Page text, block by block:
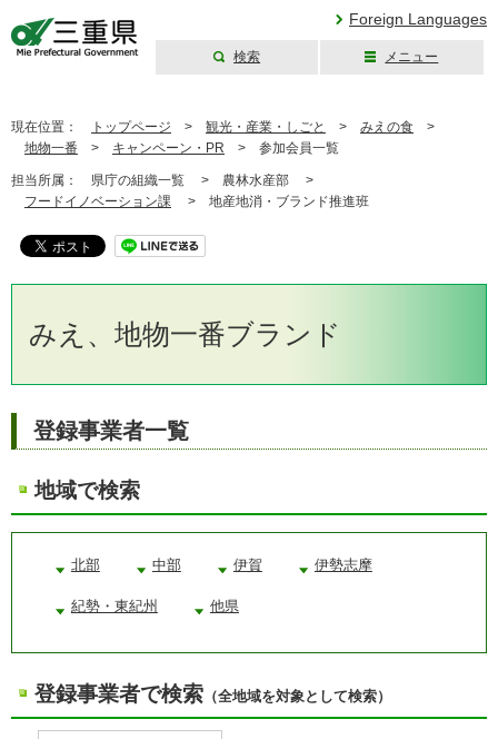
Foreign Languages
検索 メニュー
現在位置： トップページ > 観光・産業・しごと > みえの食 >
地物一番 > キャンペーン・PR > 参加会員一覧
担当所属： 県庁の組織一覧 > 農林水産部 >
フードイノベーション課 > 地産地消・ブランド推進班
みえ、地物一番ブランド
登録事業者一覧
地域で検索
北部 中部 伊賀 伊勢志摩
紀勢・東紀州 他県
登録事業者で検索 （全地域を対象として検索）